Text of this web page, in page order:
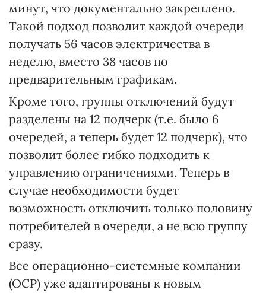
минут, что документально закреплено.
Такой подход позволит каждой очереди
получать 56 часов электричества в
неделю, вместо 38 часов по
предварительным графикам.
Кроме того, группы отключений будут
разделены на 12 подчерк (т.е. было 6
очередей, а теперь будет 12 подчерк), что
позволит более гибко подходить к
управлению ограничениями. Теперь в
случае необходимости будет
возможность отключить только половину
потребителей в очереди, а не всю группу
сразу.
Все операционно-системные компании
(ОСР) уже адаптированы к новым